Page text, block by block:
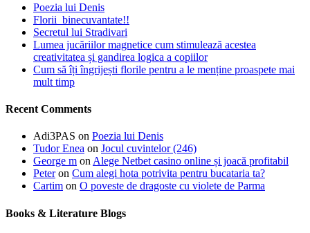
Poezia lui Denis
Florii binecuvantate!!
Secretul lui Stradivari
Lumea jucăriilor magnetice cum stimulează acestea
creativitatea și gandirea logica a copiilor
Cum să îți îngrijești florile pentru a le menține proaspete mai
mult timp
Recent Comments
Adi3PAS on Poezia lui Denis
Tudor Enea on Jocul cuvintelor (246)
George m on Alege Netbet casino online și joacă profitabil
Peteron Cum alegi hota potrivita pentru bucataria ta?
Cartim on O poveste de dragoste cu violete de Parma
Books & Literature Blogs